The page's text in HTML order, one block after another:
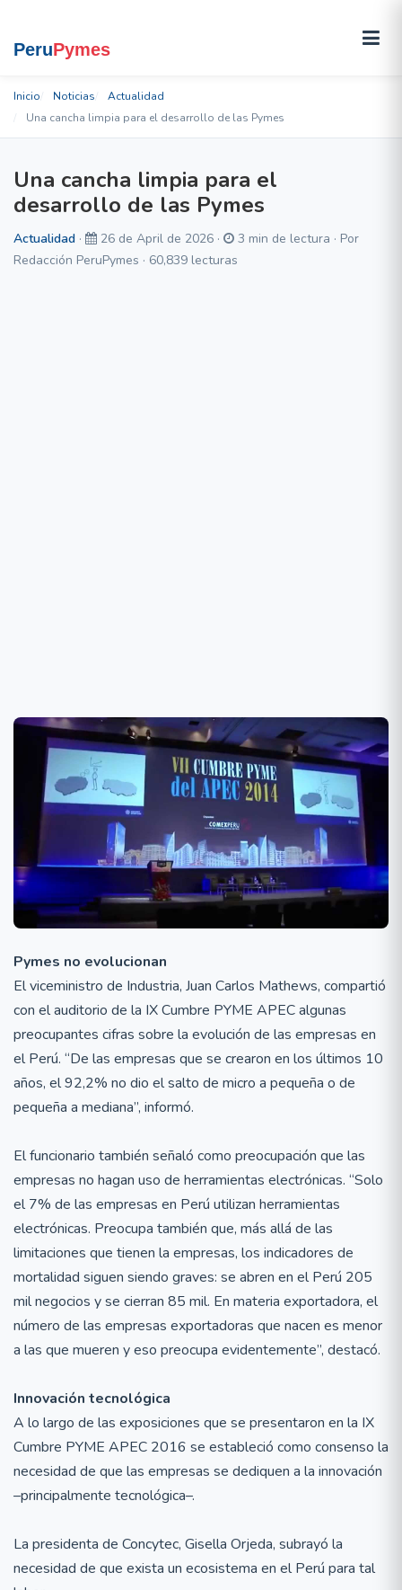
Inicio Noticias
Actualidad
Una cancha limpia para el desarrollo de las Pymes
Una cancha limpia para el
desarrollo de las Pymes
Actualidad · 26 de April de 2026 ·
3 min de lectura · Por
Redacción PeruPymes · 60,839 lecturas
Pymes no evolucionan
El viceministro de Industria, Juan Carlos Mathews, compartió
con el auditorio de la IX Cumbre PYME APEC algunas
preocupantes cifras sobre la evolución de las empresas en
el Perú. “De las empresas que se crearon en los últimos 10
años, el 92,2% no dio el salto de micro a pequeña o de
pequeña a mediana”, informó.
El funcionario también señaló como preocupación que las
empresas no hagan uso de herramientas electrónicas. “Solo
el 7% de las empresas en Perú utilizan herramientas
electrónicas. Preocupa también que, más allá de las
limitaciones que tienen la empresas, los indicadores de
mortalidad siguen siendo graves: se abren en el Perú 205
mil negocios y se cierran 85 mil. En materia exportadora, el
número de las empresas exportadoras que nacen es menor
a las que mueren y eso preocupa evidentemente”, destacó.
Innovación tecnológica
A lo largo de las exposiciones que se presentaron en la IX
Cumbre PYME APEC 2016 se estableció como consenso la
necesidad de que las empresas se dediquen a la innovación
–principalmente tecnológica–.
La presidenta de Concytec, Gisella Orjeda, subrayó la
necesidad de que exista un ecosistema en el Perú para tal